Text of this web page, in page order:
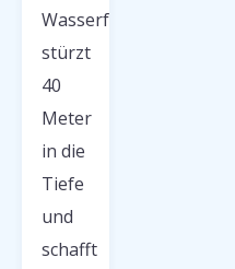
Wasserfall
stürzt
40
Meter
in die
Tiefe
und
schafft